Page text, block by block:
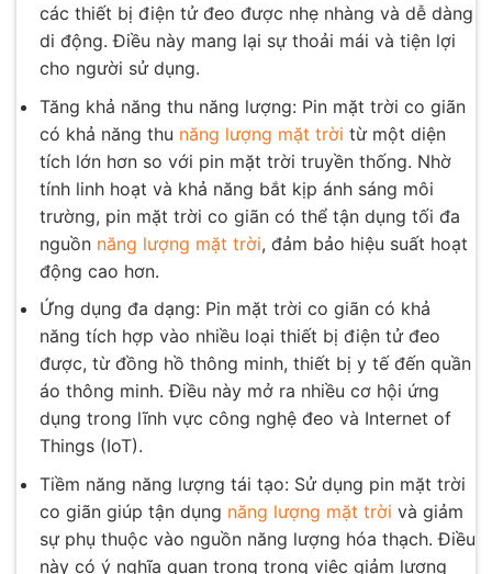
các thiết bị điện tử đeo được nhẹ nhàng và dễ dàng
di động. Điều này mang lại sự thoải mái và tiện lợi
cho người sử dụng.
Tăng khả năng thu năng lượng: Pin mặt trời co giãn
có khả năng thu năng lượng mặt trời từ một diện
tích lớn hơn so với pin mặt trời truyền thống. Nhờ
tính linh hoạt và khả năng bắt kịp ánh sáng môi
trường, pin mặt trời co giãn có thể tận dụng tối đa
nguồn năng lượng mặt trời, đảm bảo hiệu suất hoạt
động cao hơn.
Ứng dụng đa dạng: Pin mặt trời co giãn có khả
năng tích hợp vào nhiều loại thiết bị điện tử đeo
được, từ đồng hồ thông minh, thiết bị y tế đến quần
áo thông minh. Điều này mở ra nhiều cơ hội ứng
dụng trong lĩnh vực công nghệ đeo và Internet of
Things (IoT).
Tiềm năng năng lượng tái tạo: Sử dụng pin mặt trời
co giãn giúp tận dụng năng lượng mặt trời và giảm
sự phụ thuộc vào nguồn năng lượng hóa thạch. Điều
này có ý nghĩa quan trọng trong việc giảm lượng